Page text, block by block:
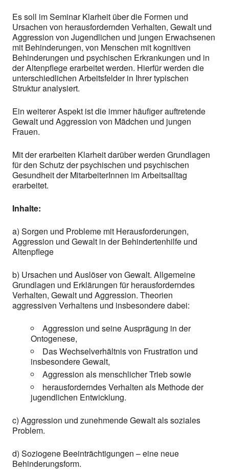
Es soll im Seminar Klarheit über die Formen und
Ursachen von herausfordernden Verhalten, Gewalt und
Aggression von Jugendlichen und jungen Erwachsenen
mit Behinderungen, von Menschen mit kognitiven
Behinderungen und psychischen Erkrankungen und in
der Altenpflege erarbeitet werden. Hierfür werden die
unterschiedlichen Arbeitsfelder in Ihrer typischen
Struktur analysiert.
Ein weiterer Aspekt ist die immer häufiger auftretende
Gewalt und Aggression von Mädchen und jungen
Frauen.
Mit der erarbeiten Klarheit darüber werden Grundlagen
für den Schutz der psychischen und psychischen
Gesundheit der MitarbeiterInnen im Arbeitsalltag
erarbeitet.
Inhalte:
a) Sorgen und Probleme mit Herausforderungen,
Aggression und Gewalt in der Behindertenhilfe und
Altenpflege
b) Ursachen und Auslöser von Gewalt. Allgemeine
Grundlagen und Erklärungen für herausforderndes
Verhalten, Gewalt und Aggression. Theorien
aggressiven Verhaltens und insbesondere dabei:
Aggression und seine Ausprägung in der
Ontogenese,
Das Wechselverhältnis von Frustration und
insbesondere Gewalt,
Aggression als menschlicher Trieb sowie
herausforderndes Verhalten als Methode der
jugendlichen Entwicklung.
c) Aggression und zunehmende Gewalt als soziales
Problem.
d) Soziogene Beeinträchtigungen – eine neue
Behinderungsform.